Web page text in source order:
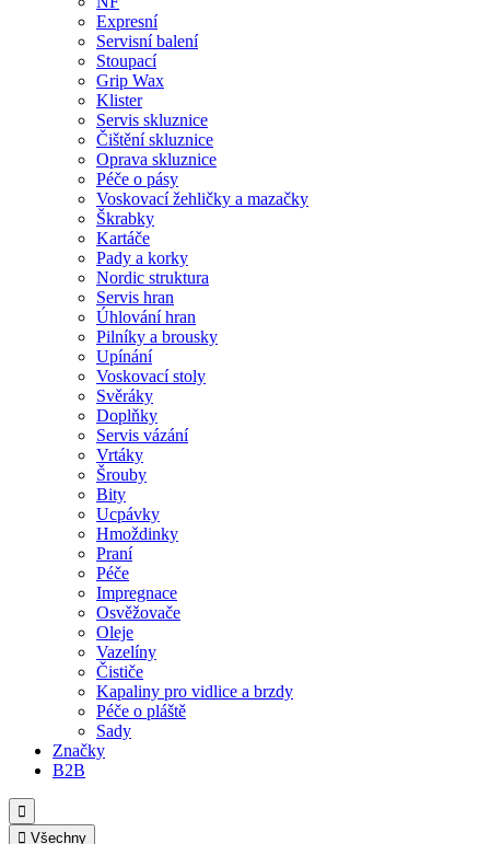
Expresní
Servisní balení
Stoupací
Grip Wax
Klister
Servis skluznice
Čištění skluznice
Oprava skluznice
Péče o pásy
Voskovací žehličky a mazačky
Škrabky
Kartáče
Pady a korky
Nordic struktura
Servis hran
Úhlování hran
Pilníky a brousky
Upínání
Voskovací stoly
Svěráky
Doplňky
Servis vázání
Vrtáky
Šrouby
Bity
Ucpávky
Hmoždinky
Praní
Péče
Impregnace
Osvěžovače
Oleje
Vazelíny
Čističe
Kapaliny pro vidlice a brzdy
Péče o pláště
Sady
Značky
B2B

 Všechny